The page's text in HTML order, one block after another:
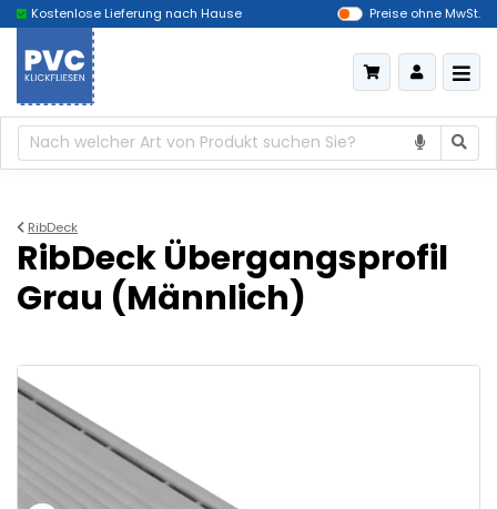
Kostenlose Lieferung nach Hause Das billigste Deutschland
Preise ohne MwSt.
RibDeck
RibDeck Übergangsprofil
Grau (Männlich)